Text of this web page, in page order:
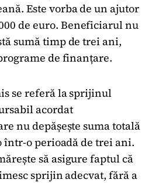
Este vorba de un ajutor
de euro. Beneficiarul nu
sumă timp de trei ani,
de finanțare.
se referă la sprijinul
acordat
nu depășește suma totală
într-o perioadă de trei ani.
să asigure faptul că
sprijin adecvat, fără a